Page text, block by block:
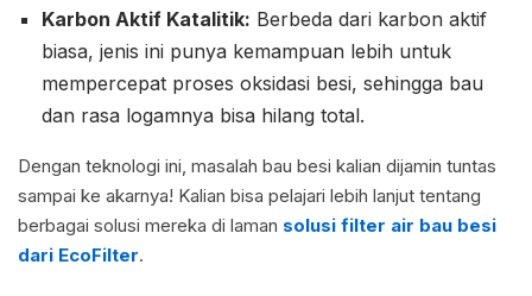
Karbon Aktif Katalitik: Berbeda dari karbon aktif
biasa, jenis ini punya kemampuan lebih untuk
mempercepat proses oksidasi besi, sehingga bau
dan rasa logamnya bisa hilang total.
Dengan teknologi ini, masalah bau besi kalian dijamin tuntas
sampai ke akarnya! Kalian bisa pelajari lebih lanjut tentang
berbagai solusi mereka di laman solusi filter air bau besi
dari EcoFilter.